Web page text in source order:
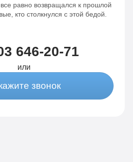
все равно возвращался к прошлой
кто столкнулся с этой бедой.
646-20-71
или
звонок